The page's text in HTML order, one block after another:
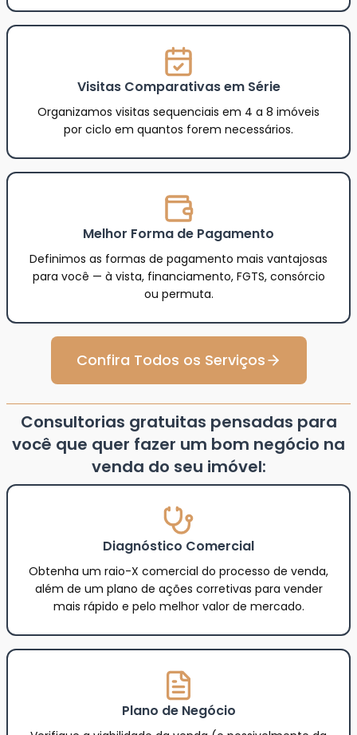
Visitas Comparativas em Série
Organizamos visitas sequenciais em 4 a 8 imóveis
por ciclo em quantos forem necessários.
Melhor Forma de Pagamento
Definimos as formas de pagamento mais vantajosas
para você — à vista, financiamento, FGTS, consórcio
ou permuta.
Confira Todos os Serviços
Consultorias gratuitas pensadas para
você que quer fazer um bom negócio na
venda do seu imóvel:
Diagnóstico Comercial
Obtenha um raio-X comercial do processo de venda,
além de um plano de ações corretivas para vender
mais rápido e pelo melhor valor de mercado.
Plano de Negócio